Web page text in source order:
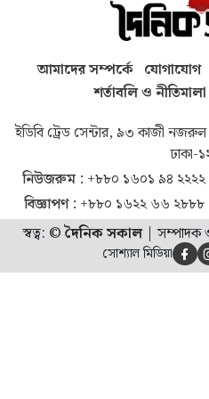
আমাদের সম্পর্কে যোগাযোগ
শর্তাবলি ও নীতিমালা
ইডিবি ট্রেড সেন্টার, ৯৩ কাজী
ঢাকা-
নিউজরুম : +৮৮০ ১৬০১ ৯৪ ২২২২
বিজ্ঞাপণ : +৮৮০ ১৬২২ ৬৬ ২৮৮৮
স্বত্ব: ©দৈনিক সকাল| সম্পাদক
সোশ্যাল মিডিয়া 